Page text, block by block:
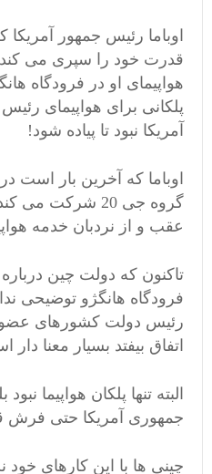
اوباما رئیس جمهور آمریکا
قدرت خود را سپری می
هواپیمای او در فرودگاه
پلکانی برای هواپیمای
آمریکا نبود تا پیاده شود!
اوباما که آخرین بار
گروه جی 20 شرکت
عقب و از نردبان خدمه
تاکنون که دولت چین درباره
اتفاق بیفتد بسیار معنا دار
البته تنها پلکان هواپیما
جمهوری آمریکا حتی فرش
چینی ها با این کارهای خود